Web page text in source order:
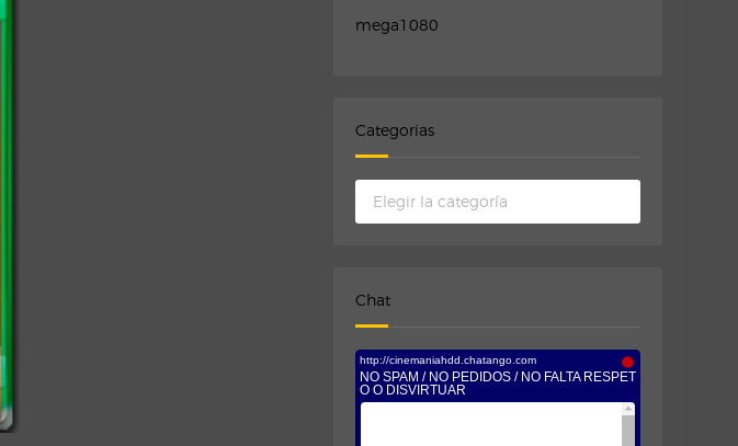
mega1080
Categorias
Categorias
Chat